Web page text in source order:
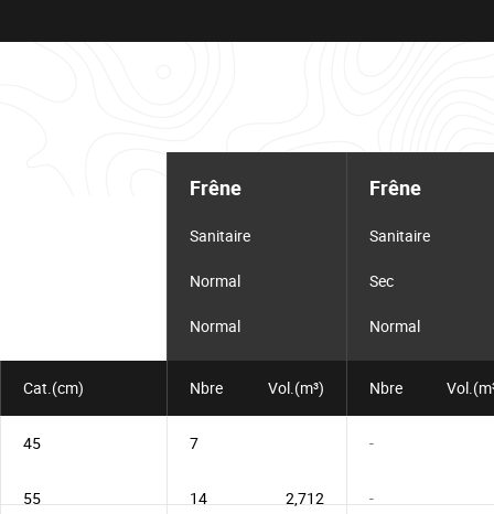
Frêne Frêne
Sanitaire Sanitaire
Normal Sec
Normal Normal
Cat.(cm) Nbre Vol.(m³) Nbre
45 7 -
55 14 -
2,712